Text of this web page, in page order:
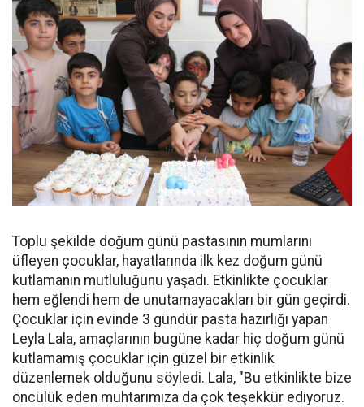
Toplu şekilde doğum günü pastasının mumlarını
üfleyen çocuklar, hayatlarında ilk kez doğum günü
kutlamanın mutluluğunu yaşadı. Etkinlikte çocuklar
hem eğlendi hem de unutamayacakları bir gün geçirdi.
Çocuklar için evinde 3 gündür pasta hazırlığı yapan
Leyla Lala, amaçlarının bugüne kadar hiç doğum günü
kutlamamış çocuklar için güzel bir etkinlik
düzenlemek olduğunu söyledi. Lala, "Bu etkinlikte bize
öncülük eden muhtarımıza da çok teşekkür ediyoruz.